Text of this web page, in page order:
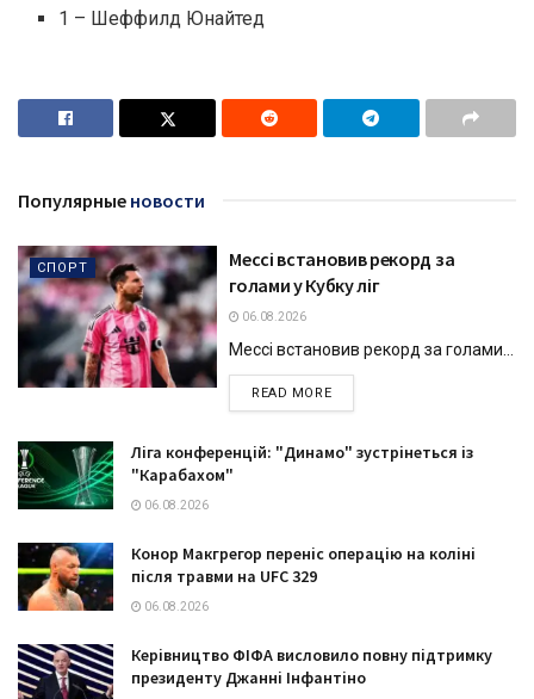
1 – Шеффилд Юнайтед
Популярные новости
СПОРТ
Мессі встановив рекорд за
голами у Кубку ліг
06.08.2026
Мессі встановив рекорд за голами...
READ MOREDETAILS
Ліга конференцій: "Динамо" зустрінеться із
"Карабахом"
06.08.2026
Конор Макгрегор переніс операцію на коліні
після травми на UFC 329
06.08.2026
Керівництво ФІФА висловило повну підтримку
президенту Джанні Інфантіно